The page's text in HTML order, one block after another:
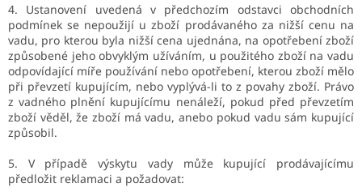
4. Ustanovení uvedená v předchozím odstavci obchodních
podmínek se nepoužijí u zboží prodávaného za nižší cenu na
vadu, pro kterou byla nižší cena ujednána, na opotřebení zboží
způsobené jeho obvyklým užíváním, u použitého zboží na vadu
odpovídající míře používání nebo opotřebení, kterou zboží mělo
při převzetí kupujícím, nebo vyplývá-li to z povahy zboží. Právo
z vadného plnění kupujícímu nenáleží, pokud před převzetím
zboží věděl, že zboží má vadu, anebo pokud vadu sám kupující
způsobil.
5. V případě výskytu vady může kupující prodávajícímu
předložit reklamaci a požadovat: